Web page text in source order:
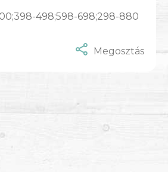
498;598-698;298-880
Megosztás